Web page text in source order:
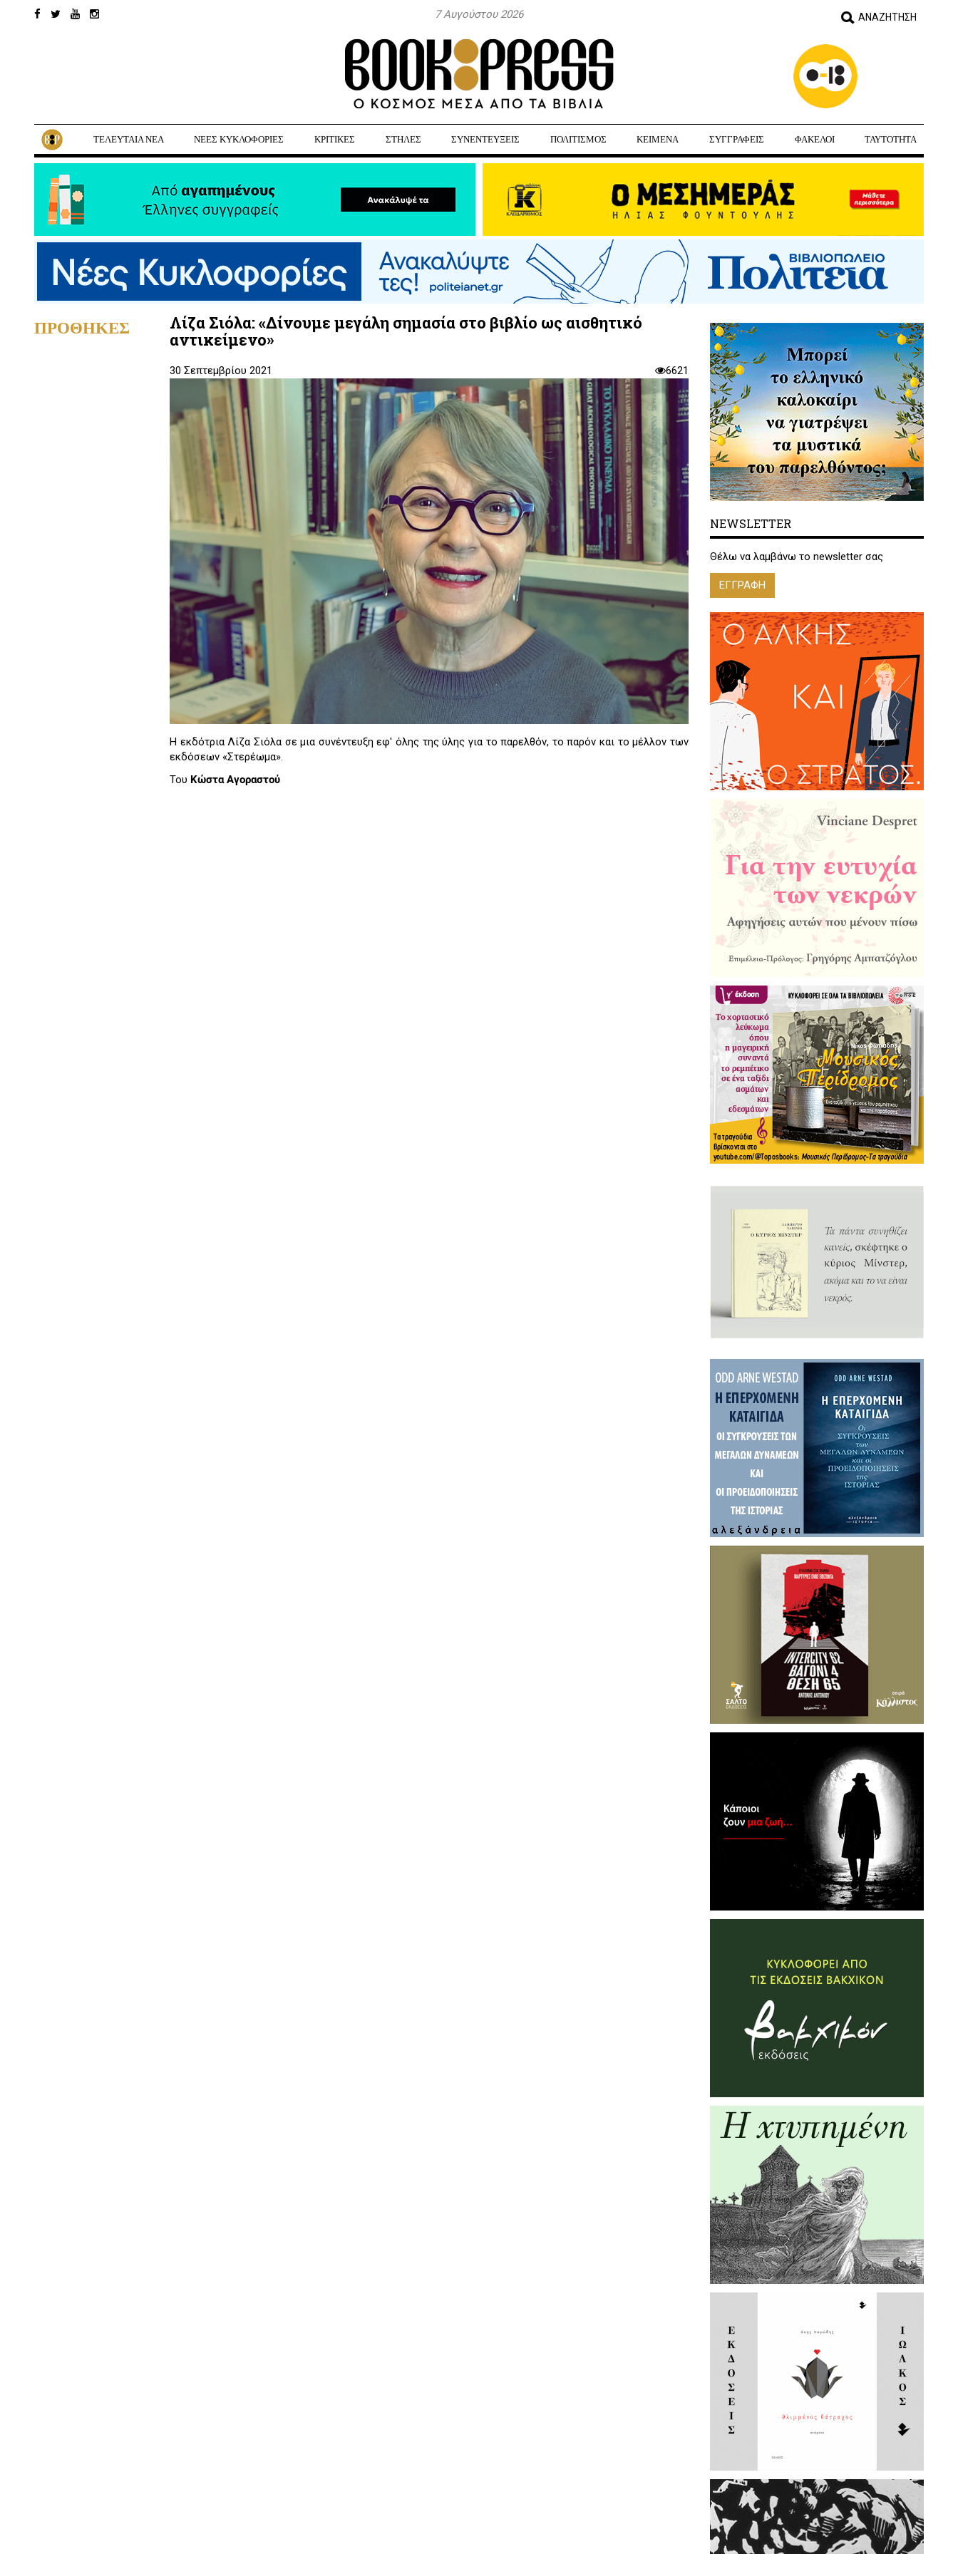
7 Αυγούστου 2026
ΤΕΛΕΥΤΑΙΑ ΝΕΑ ΝΕΕΣ ΚΥΚΛΟΦΟΡΙΕΣ ΚΡΙΤΙΚΕΣ ΣΤΗΛΕΣ ΣΥΝΕΝΤΕΥΞΕΙΣ ΠΟΛΙΤΙΣΜΟΣ ΚΕΙΜΕΝΑ ΣΥΓΓΡΑΦΕΙΣ ΦΑΚΕΛΟΙ ΤΑΥΤΟΤΗΤΑ
Λίζα Σιόλα: «Δίνουμε μεγάλη σημασία στο βιβλίο ως αισθητικό
αντικείμενο»
30 Σεπτεμβρίου 2021 6621
Η εκδότρια Λίζα Σιόλα σε μια συνέντευξη εφ' όλης της ύλης για το παρελθόν, το παρόν και το μέλλον των
εκδόσεων «Στερέωμα».
Του Κώστα Αγοραστού
ΠΡΟΘΗΚΕΣ
NEWSLETTER
Θέλω να λαμβάνω το newsletter σας
ΕΓΓΡΑΦΗ